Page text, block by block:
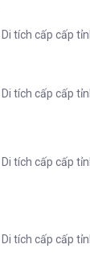
Di tích cấp cấp
Di tích cấp cấp
Di tích cấp cấp
Di tích cấp cấp